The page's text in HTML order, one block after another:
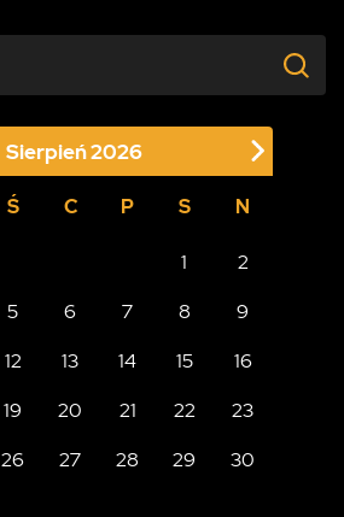
Sierpień2026
Ś C P S N
1
2
5 6 7 8
9
12 13 14 15
16
19 20 21 22
23
26 27 28 29
30